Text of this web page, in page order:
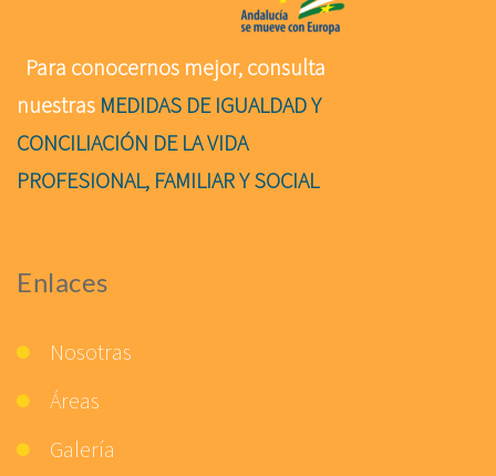
Para conocernos mejor, consulta
nuestras MEDIDAS DE IGUALDAD Y
CONCILIACIÓN DE LA VIDA
PROFESIONAL, FAMILIAR Y SOCIAL
Enlaces
Nosotras
Áreas
Galería